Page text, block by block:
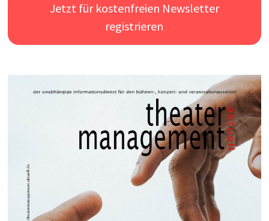
Jetzt für kostenfreien Newsletter
registrieren